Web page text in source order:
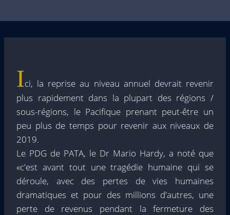
Ici, la reprise au niveau annuel devrait revenir
plus rapidement dans la plupart des régions /
sous-régions, le Pacifique prenant peut-être un
peu plus de temps pour revenir aux niveaux de
2019.
Le PDG de PATA, le Dr Mario Hardy, a noté que
«c'est avant tout une tragédie humaine qui se
déroule, avec des pertes de vies humaines
dramatiques et pour des millions d'autres, une
perte de revenus pendant la fermeture des